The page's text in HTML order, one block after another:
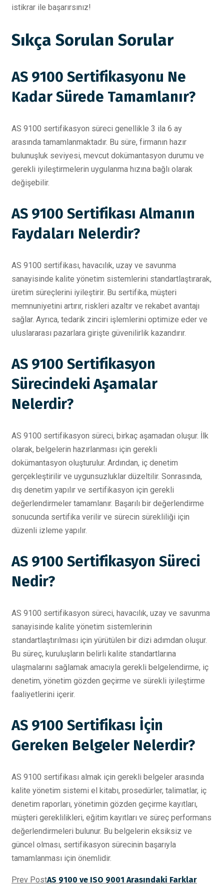
istikrar ile başarırsınız!
Sıkça Sorulan Sorular
AS 9100 Sertifikasyonu Ne
Kadar Sürede Tamamlanır?
AS 9100 sertifikasyon süreci genellikle 3 ila 6 ay
arasında tamamlanmaktadır. Bu süre, firmanın hazır
bulunuşluk seviyesi, mevcut dokümantasyon durumu ve
gerekli iyileştirmelerin uygulanma hızına bağlı olarak
değişebilir.
AS 9100 Sertifikası Almanın
Faydaları Nelerdir?
AS 9100 sertifikası, havacılık, uzay ve savunma
sanayisinde kalite yönetim sistemlerini standartlaştırarak,
üretim süreçlerini iyileştirir. Bu sertifika, müşteri
memnuniyetini artırır, riskleri azaltır ve rekabet avantajı
sağlar. Ayrıca, tedarik zinciri işlemlerini optimize eder ve
uluslararası pazarlara girişte güvenilirlik kazandırır.
AS 9100 Sertifikasyon
Sürecindeki Aşamalar
Nelerdir?
AS 9100 sertifikasyon süreci, birkaç aşamadan oluşur. İlk
olarak, belgelerin hazırlanması için gerekli
dokümantasyon oluşturulur. Ardından, iç denetim
gerçekleştirilir ve uygunsuzluklar düzeltilir. Sonrasında,
dış denetim yapılır ve sertifikasyon için gerekli
değerlendirmeler tamamlanır. Başarılı bir değerlendirme
sonucunda sertifika verilir ve sürecin sürekliliği için
düzenli izleme yapılır.
AS 9100 Sertifikasyon Süreci
Nedir?
AS 9100 sertifikasyon süreci, havacılık, uzay ve savunma
sanayisinde kalite yönetim sistemlerinin
standartlaştırılması için yürütülen bir dizi adımdan oluşur.
Bu süreç, kuruluşların belirli kalite standartlarına
ulaşmalarını sağlamak amacıyla gerekli belgelendirme, iç
denetim, yönetim gözden geçirme ve sürekli iyileştirme
faaliyetlerini içerir.
AS 9100 Sertifikası İçin
Gereken Belgeler Nelerdir?
AS 9100 sertifikası almak için gerekli belgeler arasında
kalite yönetim sistemi el kitabı, prosedürler, talimatlar, iç
denetim raporları, yönetimin gözden geçirme kayıtları,
müşteri gereklilikleri, eğitim kayıtları ve süreç performans
değerlendirmeleri bulunur. Bu belgelerin eksiksiz ve
güncel olması, sertifikasyon sürecinin başarıyla
tamamlanması için önemlidir.
Prev PostAS 9100 ve ISO 9001 Arasındaki Farklar